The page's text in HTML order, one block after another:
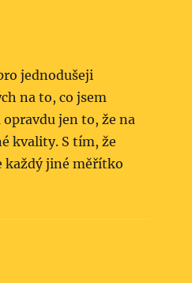
jednodušeji
na to, co jsem
jen to, že na
kvality. S tím, že
každý jiné měřítko